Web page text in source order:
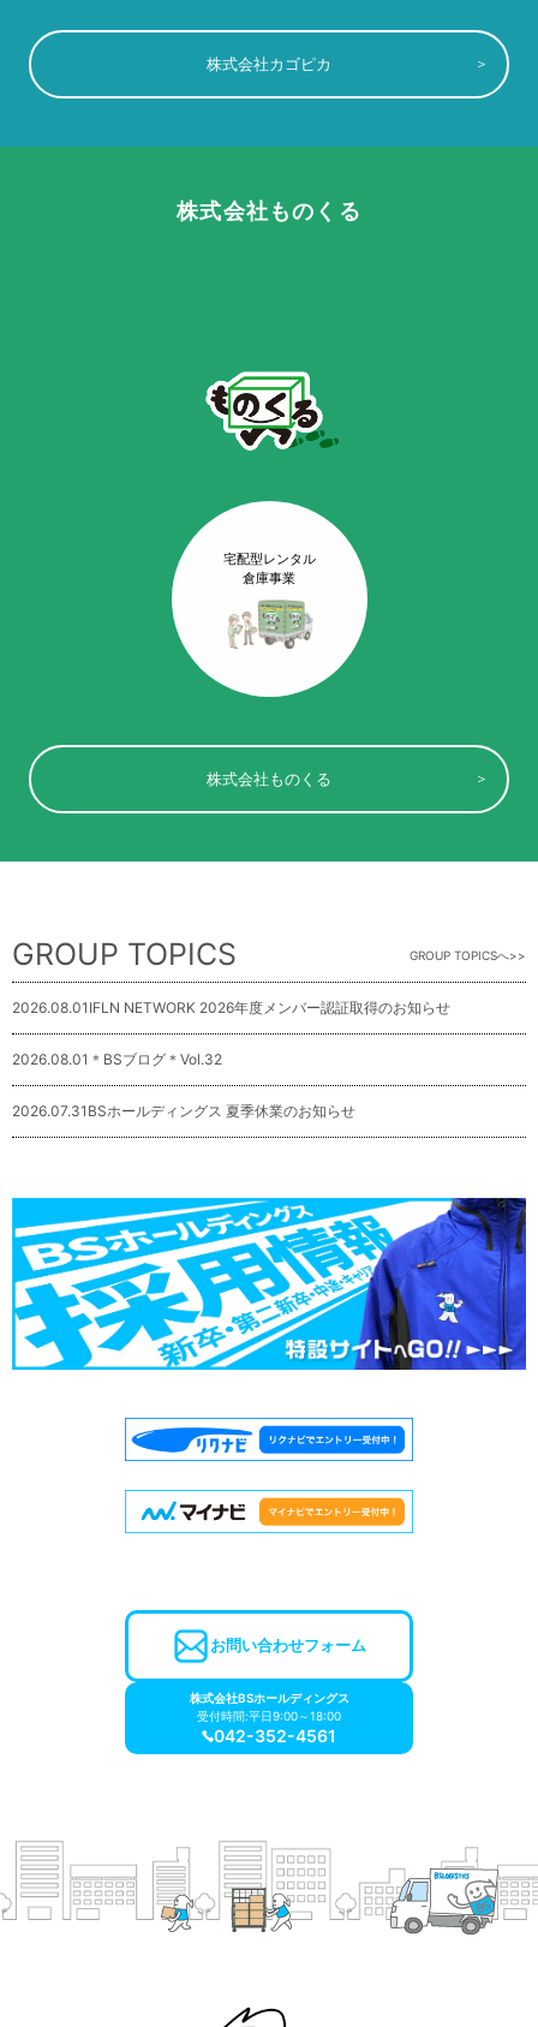
株式会社カゴピカ
株式会社ものくる
宅配型レンタル
倉庫事業
株式会社ものくる
GROUP TOPICS GROUP TOPICSへ
2026.08.01 IFLN NETWORK 2026年度メンバー認証取得のお知らせ
2026.08.01 ＊BSブログ＊Vol.32
2026.07.31 BSホールディングス 夏季休業のお知らせ
お問い合わせフォーム
株式会社BSホールディングス
受付時間:平日9:00～18:00
042-352-4561